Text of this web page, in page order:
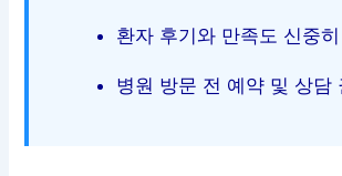
환자 후기와 만족도 신중
병원 방문 전 예약 및 상담